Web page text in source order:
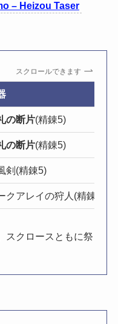
– Heizou Taser
スクロールできます
の断片(精錬5)
の断片(精錬5)
剣(精錬5)
クアレイの狩人(精錬5)
スクロースともに祭